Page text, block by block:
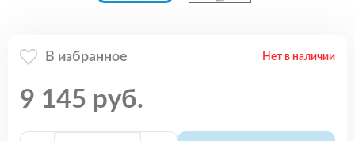
В избранное Нет в наличии
9 145 руб.